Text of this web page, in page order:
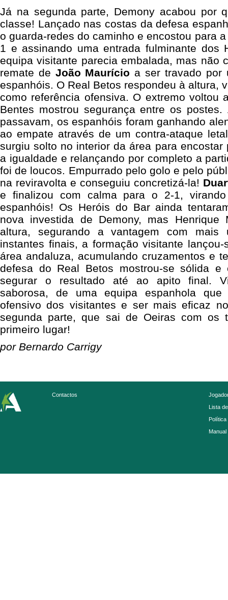
Já na segunda parte, Demony acabou por
classe! Lançado nas costas da defesa
o guarda-redes do caminho e encostou para
1 e assinando uma entrada fulminante dos
equipa visitante parecia embalada, mas não
remate de João Maurício a ser travado por
espanhóis. O Real Betos respondeu à altura,
como referência ofensiva. O extremo voltou
Bentes mostrou segurança entre os
passavam, os espanhóis foram ganhando
ao empate através de um contra-ataque
surgiu solto no interior da área para encostar
a igualdade e relançando por completo a
foi de loucos. Empurrado pelo golo e pelo
na reviravolta e conseguiu concretizá-la!
e finalizou com calma para o 2-1,
espanhóis! Os Heróis do Bar ainda
nova investida de Demony, mas
altura, segurando a vantagem com mais
instantes finais, a formação visitante
área andaluza, acumulando cruzamentos e
defesa do Real Betos mostrou-se sólida e
segurar o resultado até ao apito final.
saborosa, de uma equipa espanhola
ofensivo dos visitantes e ser mais eficaz
segunda parte, que sai de Oeiras com os
primeiro lugar!
por Bernardo Carrigy
Contactos
Lista